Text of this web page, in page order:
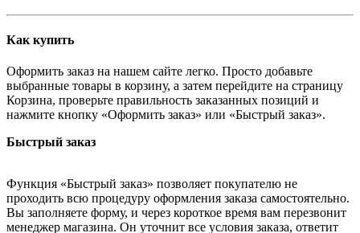
Как купить
Оформить заказ на нашем сайте легко. Просто добавьте
выбранные товары в корзину, а затем перейдите на страницу
Корзина, проверьте правильность заказанных позиций и
нажмите кнопку «Оформить заказ» или «Быстрый заказ».
Быстрый заказ
Функция «Быстрый заказ» позволяет покупателю не
проходить всю процедуру оформления заказа самостоятельно.
Вы заполняете форму, и через короткое время вам перезвонит
менеджер магазина. Он уточнит все условия заказа, ответит